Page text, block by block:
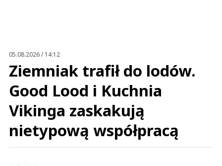
05.08.2026 / 14:12
Ziemniak trafił do lodów.
Good Lood i Kuchnia
Vikinga zaskakują
nietypową współpracą